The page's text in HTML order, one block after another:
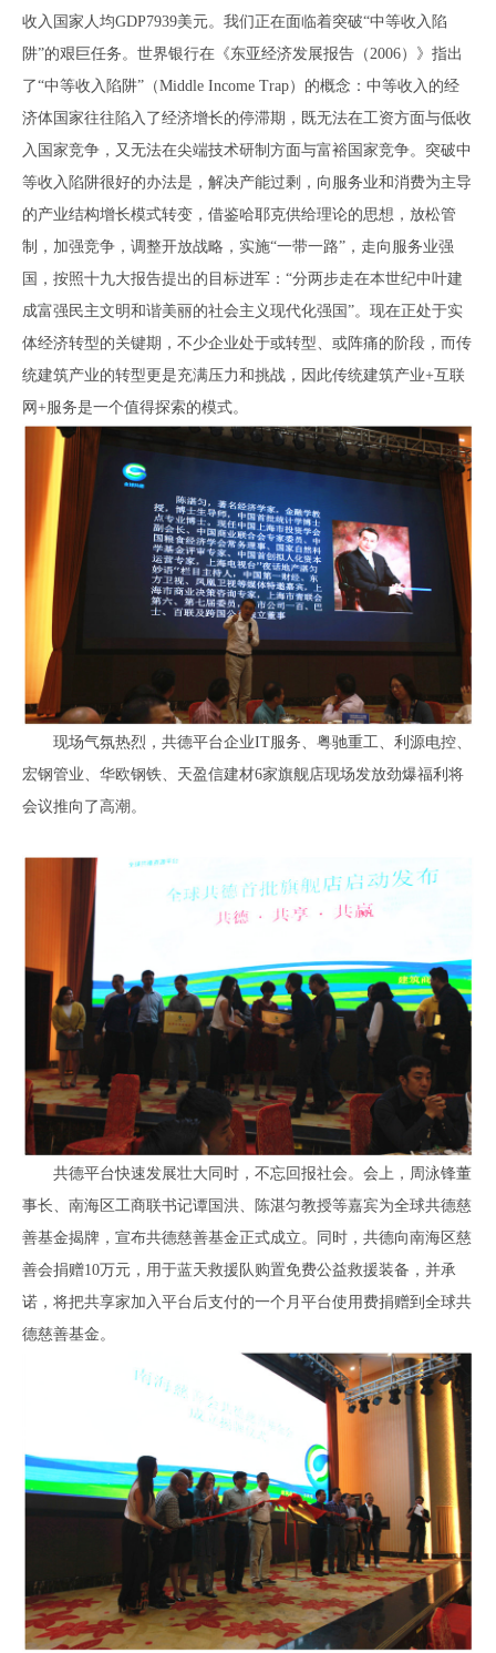
收入国家人均GDP7939美元。我们正在面临着突破“中等收入陷
阱”的艰巨任务。世界银行在《东亚经济发展报告（2006）》指出
了“中等收入陷阱”（Middle Income Trap）的概念：中等收入的经
济体国家往往陷入了经济增长的停滞期，既无法在工资方面与低收
入国家竞争，又无法在尖端技术研制方面与富裕国家竞争。突破中
等收入陷阱很好的办法是，解决产能过剩，向服务业和消费为主导
的产业结构增长模式转变，借鉴哈耶克供给理论的思想，放松管
制，加强竞争，调整开放战略，实施“一带一路”，走向服务业强
国，按照十九大报告提出的目标进军：“分两步走在本世纪中叶建
成富强民主文明和谐美丽的社会主义现代化强国”。现在正处于实
体经济转型的关键期，不少企业处于或转型、或阵痛的阶段，而传
统建筑产业的转型更是充满压力和挑战，因此传统建筑产业+互联
网+服务是一个值得探索的模式。
现场气氛热烈，共德平台企业IT服务、粤驰重工、利源电控、
宏钢管业、华欧钢铁、天盈信建材6家旗舰店现场发放劲爆福利将
会议推向了高潮。
共德平台快速发展壮大同时，不忘回报社会。会上，周泳锋董
事长、南海区工商联书记谭国洪、陈湛匀教授等嘉宾为全球共德慈
善基金揭牌，宣布共德慈善基金正式成立。同时，共德向南海区慈
善会捐赠10万元，用于蓝天救援队购置免费公益救援装备，并承
诺，将把共享家加入平台后支付的一个月平台使用费捐赠到全球共
德慈善基金。